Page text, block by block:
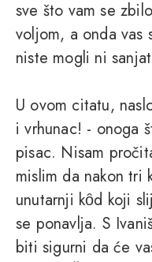
sve što vam se
voljom, a onda vas
niste mogli ni
U ovom citatu,
i vrhunac! - onoga
pisac. Nisam
mislim da nakon tri
unutarnji kȏd koji
se ponavlja. S
biti sigurni da će